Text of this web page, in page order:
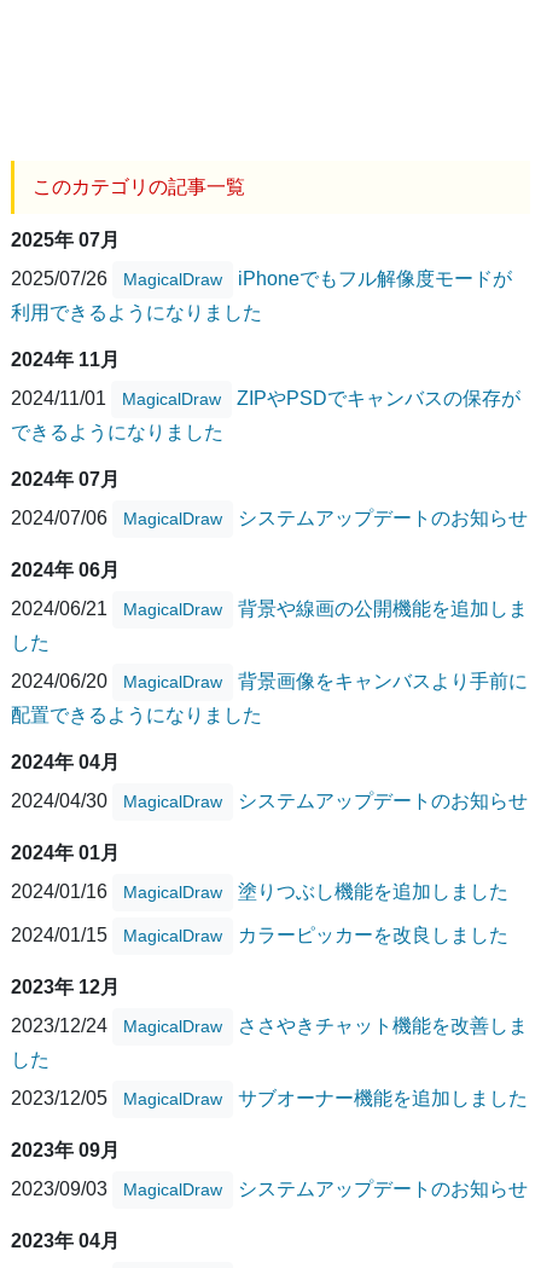
このカテゴリの記事一覧
2025年 07月
2025/07/26
MagicalDraw
iPhoneでもフル解像度モードが
利用できるようになりました
2024年 11月
2024/11/01
MagicalDraw
ZIPやPSDでキャンバスの保存が
できるようになりました
2024年 07月
2024/07/06
MagicalDraw システムアップデートのお知らせ
2024年 06月
2024/06/21
MagicalDraw
背景や線画の公開機能を追加しま
した
2024/06/20
MagicalDraw
背景画像をキャンバスより手前に
配置できるようになりました
2024年 04月
2024/04/30
MagicalDraw システムアップデートのお知らせ
2024年 01月
2024/01/16
MagicalDraw 塗りつぶし機能を追加しました
2024/01/15 MagicalDraw カラーピッカーを改良しました
2023年 12月
2023/12/24
MagicalDraw
ささやきチャット機能を改善しま
した
2023/12/05
MagicalDraw サブオーナー機能を追加しました
2023年 09月
2023/09/03
MagicalDraw システムアップデートのお知らせ
2023年 04月